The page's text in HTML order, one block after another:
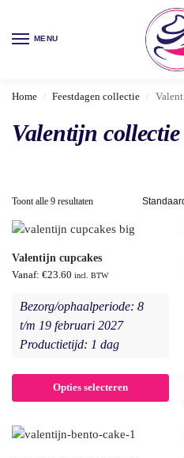
MENU
Home / Feestdagen collectie /
Valentijn collectie
Toont alle 9 resultaten
Valentijn cupcakes
Vanaf: €23.60 incl. BTW
Bezorg/ophaalperiode: 8
t/m 19 februari 2027
Productietijd: 1 dag
Opties selecteren